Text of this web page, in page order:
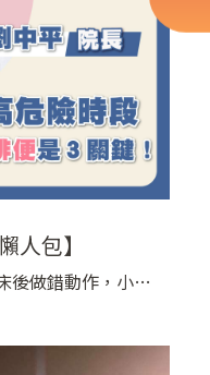
人包】
後做錯動作，小心
能增加心臟負擔 劉
： 起床喝水的正